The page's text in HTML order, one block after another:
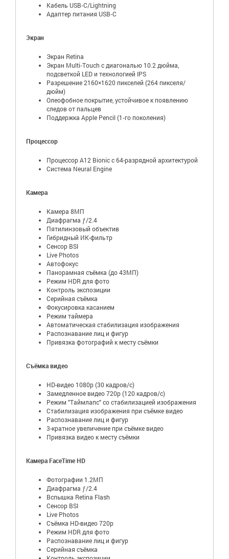
Кабель USB‑C/Lightning
Адаптер питания USB‑C
Экран
Экран Retina
Экран Multi‑Touch с диагональю 10.2 дюйма,
подсветкой LED и технологией IPS
Разрешение 2160×1620 пикселей (264 пикселя/
дюйм)
Олеофобное покрытие, устойчивое к появлению
следов от пальцев
Поддержка Apple Pencil (1‑го поколения)
Процессор
Процессор A12 Bionic с 64-разрядной архитектурой
Система Neural Engine
Камера
Камера 8МП
Диафрагма ƒ/2.4
Пятилинзовый объектив
Гибридный ИК-фильтр
Сенсор BSI
Live Photos
Автофокус
Панорамная съёмка (до 43МП)
Режим HDR для фото
Контроль экспозиции
Серийная съëмка
Фокусировка касанием
Режим таймера
Автоматическая стабилизация изображения
Распознавание лиц и фигур
Привязка фотографий к месту съёмки
Съёмка видео
HD-видео 1080p (30 кадров/с)
Замедленное видео 720p (120 кадров/с)
Режим "Таймлапс" со стабилизацией изображения
Стабилизация изображения при съёмке видео
Распознавание лиц и фигур
3-кратное увеличение при съёмке видео
Привязка видео к месту съёмки
Камера FaceTime HD
Фотографии 1.2МП
Диафрагма ƒ/2.4
Вспышка Retina Flash
Сенсор BSI
Live Photos
Съёмка HD-видео 720p
Режим HDR для фото
Распознавание лиц и фигур
Серийная съëмка